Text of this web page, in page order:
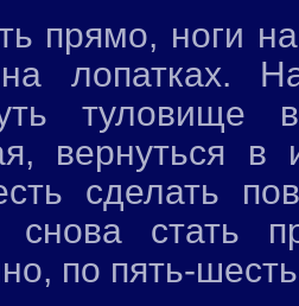
прямо, ноги
лопатках.
туловище
вернуться в
сделать
снова стать
по пять-